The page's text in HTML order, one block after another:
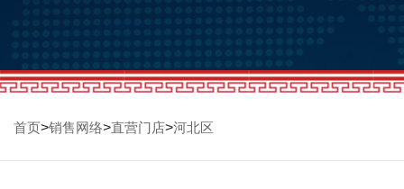
首页>销售网络>直营门店>河北区